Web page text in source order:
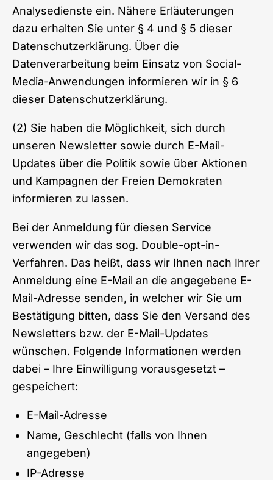
Analysedienste ein. Nähere Erläuterungen
dazu erhalten Sie unter § 4 und § 5 dieser
Datenschutzerklärung. Über die
Datenverarbeitung beim Einsatz von Social-
Media-Anwendungen informieren wir in § 6
dieser Datenschutzerklärung.
(2) Sie haben die Möglichkeit, sich durch
unseren Newsletter sowie durch E-Mail-
Updates über die Politik sowie über Aktionen
und Kampagnen der Freien Demokraten
informieren zu lassen.
Bei der Anmeldung für diesen Service
verwenden wir das sog. Double-opt-in-
Verfahren. Das heißt, dass wir Ihnen nach Ihrer
Anmeldung eine E-Mail an die angegebene E-
Mail-Adresse senden, in welcher wir Sie um
Bestätigung bitten, dass Sie den Versand des
Newsletters bzw. der E-Mail-Updates
wünschen. Folgende Informationen werden
dabei – Ihre Einwilligung vorausgesetzt –
gespeichert:
E-Mail-Adresse
Name, Geschlecht (falls von Ihnen
angegeben)
IP-Adresse